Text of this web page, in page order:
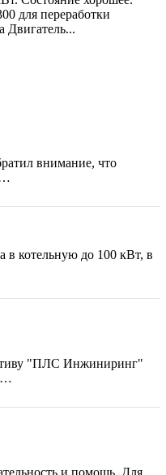
для переработки
Двигатель...
внимание, что
…
в котельную до 100 кВт, в
"ПЛС Инжиниринг"
…
и помощь. Для